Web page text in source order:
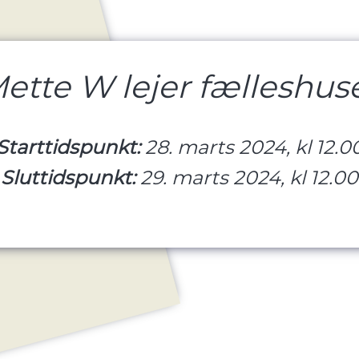
W lejer
28. marts 2024, kl
Sluttidspunkt:29. marts 2024, kl 12.00